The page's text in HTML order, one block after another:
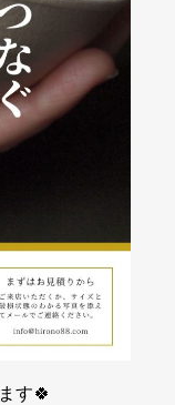
す🍀